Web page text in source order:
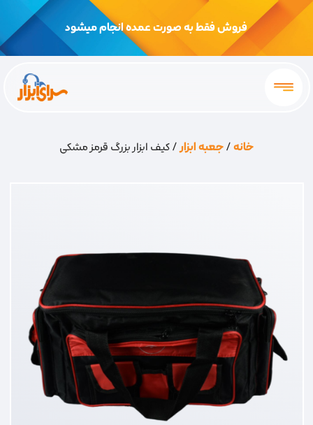
فروش فقط به صورت عمده انجام میشود
خانه/جعبه ابزار/ کیف ابزار بزرگ قرمز مشکی